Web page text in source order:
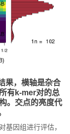
果，横轴是杂合
有k-mer对的总
。交点的亮度代
基因组进行评估，